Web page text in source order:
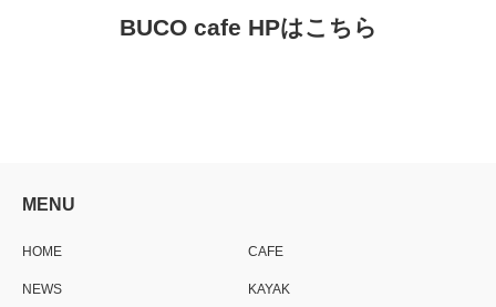
BUCO cafe HPはこちら
MENU
HOME
NEWS
CAFE
KAYAK